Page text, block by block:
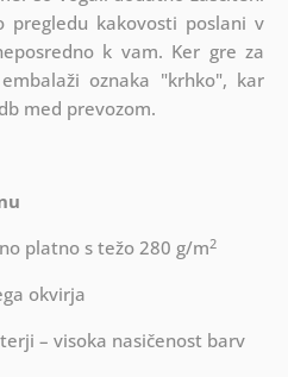
pregledu kakovosti poslani v
k vam. Ker gre za
oznaka "krhko", kar
med prevozom.
platno s težo 280 g/m2
okvirja
– visoka nasičenost barv